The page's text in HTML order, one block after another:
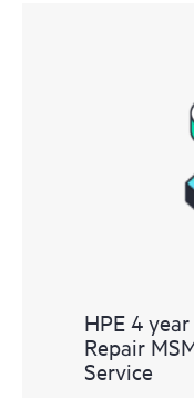
HPE 4
Repair
Service